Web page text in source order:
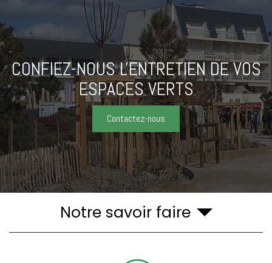
CONFIEZ-NOUS L'ENTRETIENDE VOS
ESPACES VERTS
Contactez-nous
Notre savoir faire